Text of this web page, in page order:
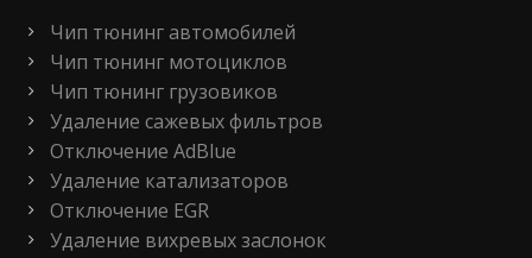
Чип тюнинг автомобилей
Чип тюнинг мотоциклов
Чип тюнинг грузовиков
Удаление сажевых фильтров
Отключение AdBlue
Удаление катализаторов
Отключение EGR
Удаление вихревых заслонок